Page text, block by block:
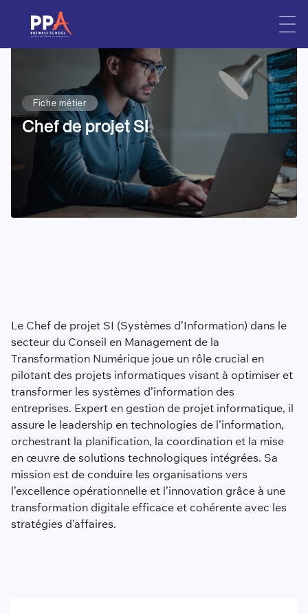
Fiche métier
Chef de projet SI
Le Chef de projet SI (Systèmes d’Information) dans le
secteur du Conseil en Management de la
Transformation Numérique joue un rôle crucial en
pilotant des projets informatiques visant à optimiser et
transformer les systèmes d’information des
entreprises. Expert en gestion de projet informatique, il
assure le leadership en technologies de l’information,
orchestrant la planification, la coordination et la mise
en œuvre de solutions technologiques intégrées. Sa
mission est de conduire les organisations vers
l’excellence opérationnelle et l’innovation grâce à une
transformation digitale efficace et cohérente avec les
stratégies d’affaires.